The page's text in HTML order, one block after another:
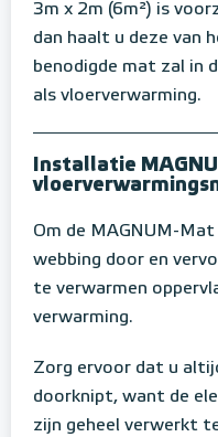
3m x 2m (6m²) is
dan haalt u deze van
benodigde mat zal in
als vloerverwarming.
Installatie
Om de MAGNUM-
webbing door en
te verwarmen
verwarming.
Zorg ervoor dat u
doorknipt, want de
zijn geheel verwerkt